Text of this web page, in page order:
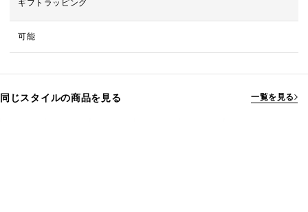
ギフトラッピング
可能
同じスタイルの商品を見る 一覧を見る